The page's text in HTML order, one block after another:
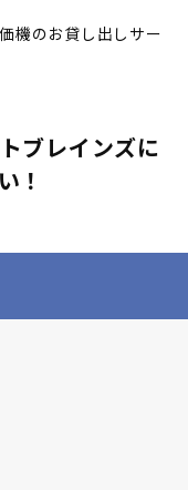
機のお貸し出しサー
ブレインズに
！